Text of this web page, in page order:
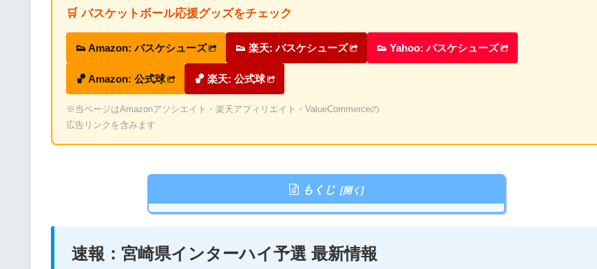
🛒 バスケットボール応援グッズをチェック
👟 Amazon: バスケシューズ 👟 楽天: バスケシューズ 👟 Yahoo: バスケシューズ
🏀 Amazon: 公式球 🏀 楽天: 公式球
※当ページはAmazonアソシエイト・楽天アフィリエイト・ValueCommerceの
広告リンクを含みます
もくじ
速報：宮崎県インターハイ予選 最新情報